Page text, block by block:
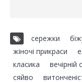
сережки
жіночі прикраси
класика
вечірній
сяйво